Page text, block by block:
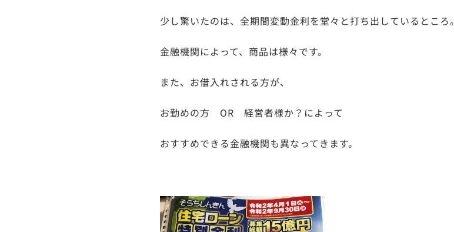
少し驚いたのは、全期間変動金利を堂々と打ち出しているところ。
金融機関によって、商品は様々です。
また、お借入れされる方が、
お勤めの方 OR 経営者様か？によって
おすすめできる金融機関も異なってきます。